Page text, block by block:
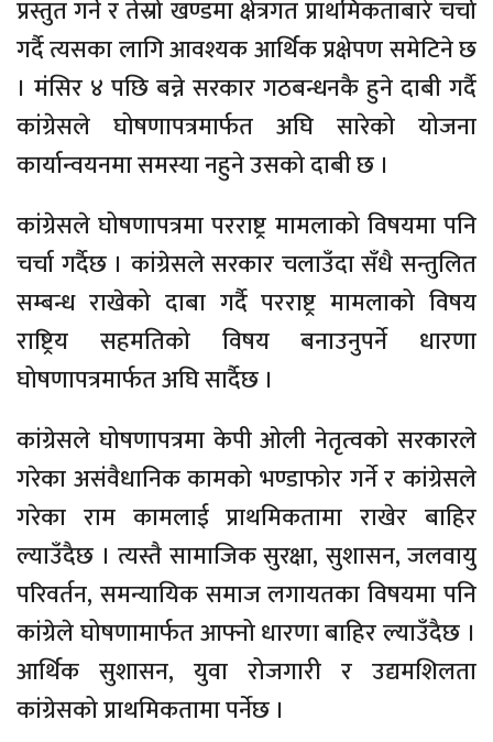
प्रस्तुत गर्ने र तेस्रो खण्डमा क्षेत्रगत प्राथमिकताबारे चर्चा
गर्दै त्यसका लागि आवश्यक आर्थिक प्रक्षेपण समेटिने छ
। मंसिर ४ पछि बन्ने सरकार गठबन्धनकै हुने दाबी गर्दै
कांग्रेसले घोषणापत्रमार्फत अघि सारेको योजना
कार्यान्वयनमा समस्या नहुने उसको दाबी छ ।
कांग्रेसले घोषणापत्रमा परराष्ट्र मामलाको विषयमा पनि
चर्चा गर्दैछ । कांग्रेसले सरकार चलाउँदा सँधै सन्तुलित
सम्बन्ध राखेको दाबा गर्दै परराष्ट्र मामलाको विषय
राष्ट्रिय सहमतिको विषय बनाउनुपर्ने धारणा
घोषणापत्रमार्फत अघि सार्दैछ ।
कांग्रेसले घोषणापत्रमा केपी ओली नेतृत्वको सरकारले
गरेका असंवैधानिक कामको भण्डाफोर गर्ने र कांग्रेसले
गरेका राम कामलाई प्राथमिकतामा राखेर बाहिर
ल्याउँदैछ । त्यस्तै सामाजिक सुरक्षा, सुशासन, जलवायु
परिवर्तन, समन्यायिक समाज लगायतका विषयमा पनि
कांग्रेले घोषणामार्फत आफ्नो धारणा बाहिर ल्याउँदैछ ।
आर्थिक सुशासन, युवा रोजगारी र उद्यमशिलता
कांग्रेसको प्राथमिकतामा पर्नेछ ।